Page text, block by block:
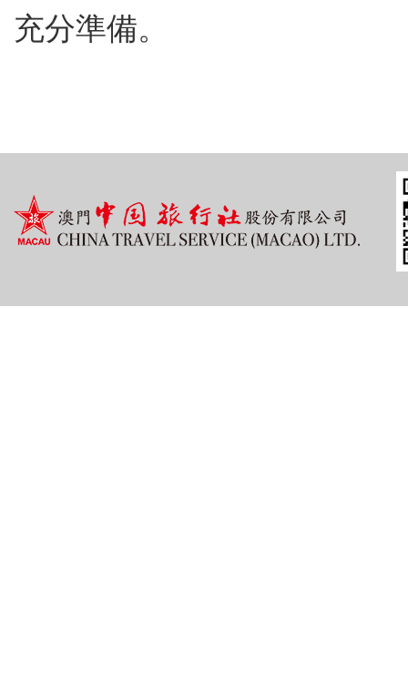
充分準備。